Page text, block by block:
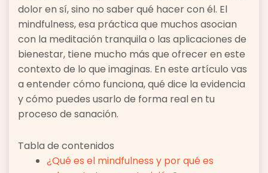
dolor en sí, sino no saber qué hacer con él. El
mindfulness, esa práctica que muchos asocian
con la meditación tranquila o las aplicaciones de
bienestar, tiene mucho más que ofrecer en este
contexto de lo que imaginas. En este artículo vas
a entender cómo funciona, qué dice la evidencia
y cómo puedes usarlo de forma real en tu
proceso de sanación.
Tabla de contenidos
¿Qué es el mindfulness y por qué es